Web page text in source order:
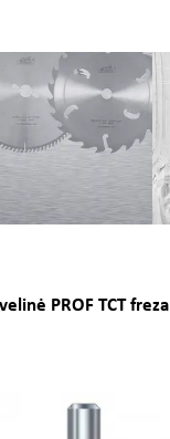
PROF TCT